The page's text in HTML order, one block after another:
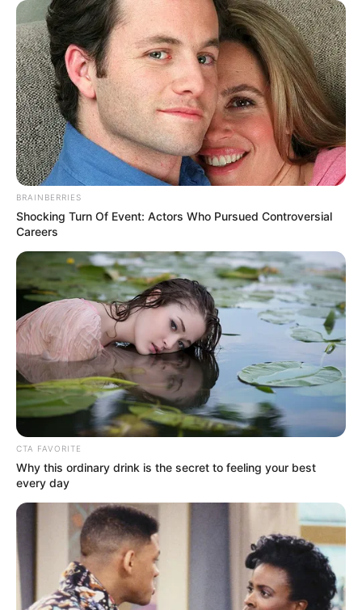
BRAINBERRIES
Shocking Turn Of Event: Actors Who Pursued Controversial
Careers
CTA FAVORITE
Why this ordinary drink is the secret to feeling your best
every day